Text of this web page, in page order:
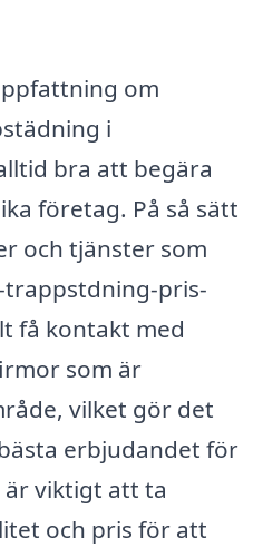
om
i
bra att begära
företag. På så sätt
och tjänster som
trappstdning-pris-
få kontakt med
som är
vilket gör det
erbjudandet för
är viktigt att ta
och pris för att